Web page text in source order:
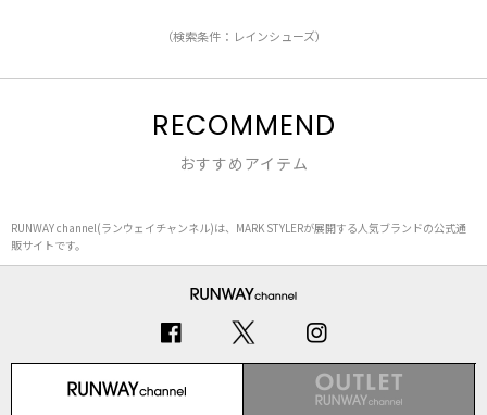
（検索条件：レインシューズ）
RECOMMEND
おすすめアイテム
RUNWAY channel(ランウェイチャンネル)は、MARK STYLERが展開する人気ブランドの公式通
販サイトです。